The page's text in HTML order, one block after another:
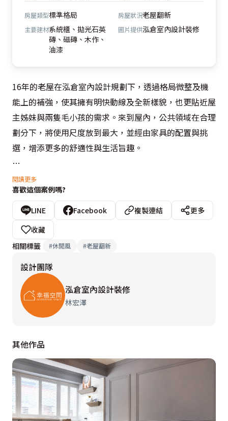
房屋類型標準格局 房屋狀況老屋翻新
主要建材系統櫃、拋光石英
磚、磁磚、木作、
油漆
圖片提供泓倉室內設計裝修
16年的老屋在泓倉室內設計規劃下，透過格局微整及機
能上的補強，使其擁有明快動線及全新樣貌，也更貼近屋
主姊妹與兩隻毛小孩的需求。來到屋內，公共領域在合理
劃分下，將使用尺度放到最大，並經由家具的配置與挑
選，增添更多的舒適性與生活旨趣。
設計另一個重點，則是收納與展示櫃的表現形式，林宏澤
設計師在空間各部，悉心規劃充足且實用的櫃體，並以
「多元材質」、「虛實造型」來演繹豐富的樣貌。例如，
入口處的仿皮革櫃面呼應對面的系統展示櫃，讓客廳的兩
方立面相互映照，形成機能與美感的對話。
閱讀更多
喜歡這個案例嗎?
LINE Facebook 複製連結
更多
收藏
相關標籤
#休閒風 #老屋翻新
設計團隊
泓倉室內設計裝修
林宏澤
其他作品